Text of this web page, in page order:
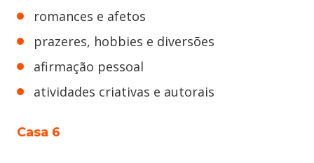
romances e afetos
prazeres, hobbies e diversões
afirmação pessoal
atividades criativas e autorais
Casa 6